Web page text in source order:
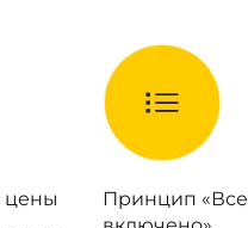
цены
Принцип «Все